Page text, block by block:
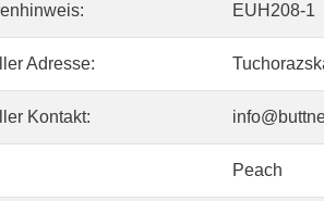
EUH208-1
Adresse:
Kontakt:
Peach